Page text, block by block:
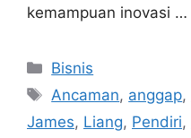
kemampuan inovasi …
Kategori
Bisnis
Tag
Ancaman, anggap,
James, Liang, Pendiri,